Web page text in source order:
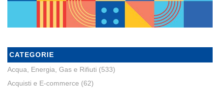
CATEGORIE
Acqua, Energia, Gas e Rifiuti (533)
Acquisti e E-commerce (62)